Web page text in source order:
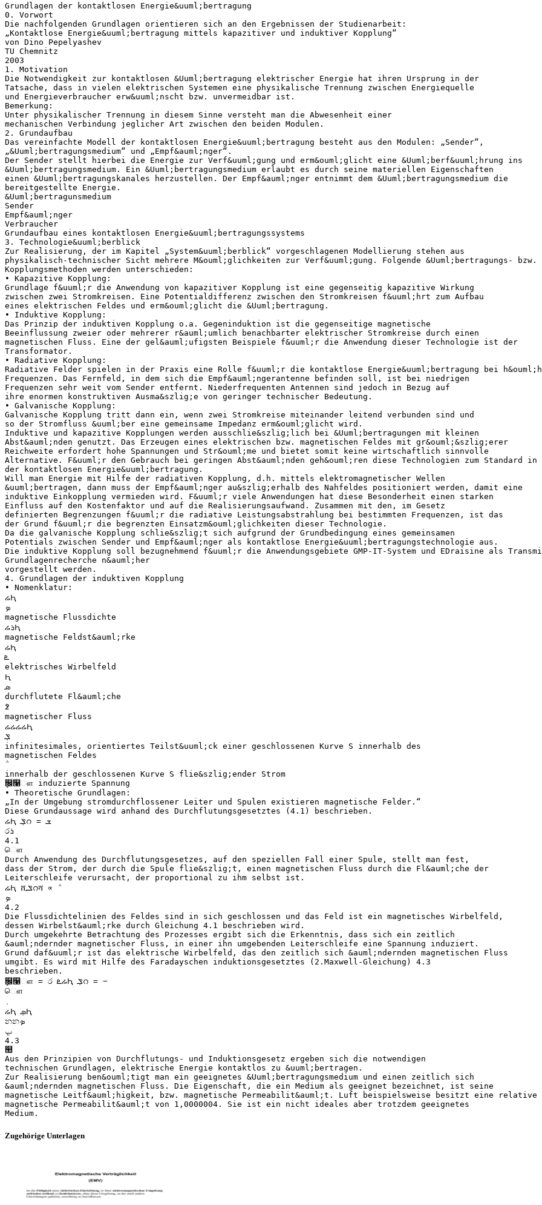
Grundlagen der kontaktlosen Energie&uuml;bertragung
0. Vorwort
Die nachfolgenden Grundlagen orientieren sich an den Ergebnissen der Studienarbeit:
„Kontaktlose Energie&uuml;bertragung mittels kapazitiver und induktiver Kopplung“
von Dino Pepelyashev
TU Chemnitz
2003
1. Motivation
Die Notwendigkeit zur kontaktlosen &Uuml;bertragung elektrischer Energie hat ihren Ursprung in der
Tatsache, dass in vielen elektrischen Systemen eine physikalische Trennung zwischen Energiequelle
und Energieverbraucher erw&uuml;nscht bzw. unvermeidbar ist.
Bemerkung:
Unter physikalischer Trennung in diesem Sinne versteht man die Abwesenheit einer
mechanischen Verbindung jeglicher Art zwischen den beiden Modulen.
2. Grundaufbau
Das vereinfachte Modell der kontaktlosen Energie&uuml;bertragung besteht aus den Modulen: „Sender“,
„&Uuml;bertragungsmedium“ und „Empf&auml;nger“.
Der Sender stellt hierbei die Energie zur Verf&uuml;gung und erm&ouml;glicht eine &Uuml;berf&uuml;hrung ins
&Uuml;bertragungsmedium. Ein &Uuml;bertragungsmedium erlaubt es durch seine materiellen Eigenschaften
einen &Uuml;bertragungskanales herzustellen. Der Empf&auml;nger entnimmt dem &Uuml;bertragungsmedium die
bereitgestellte Energie.
&Uuml;bertragunsmedium
Sender
Empf&auml;nger
Verbraucher
Grundaufbau eines kontaktlosen Energie&uuml;bertragungssystems
3. Technologie&uuml;berblick
Zur Realisierung, der im Kapitel „System&uuml;berblick“ vorgeschlagenen Modellierung stehen aus
physikalisch-technischer Sicht mehrere M&ouml;glichkeiten zur Verf&uuml;gung. Folgende &Uuml;bertragungs- bzw.
Kopplungsmethoden werden unterschieden:
• Kapazitive Kopplung:
Grundlage f&uuml;r die Anwendung von kapazitiver Kopplung ist eine gegenseitig kapazitive Wirkung
zwischen zwei Stromkreisen. Eine Potentialdifferenz zwischen den Stromkreisen f&uuml;hrt zum Aufbau
eines elektrischen Feldes und erm&ouml;glicht die &Uuml;bertragung.
• Induktive Kopplung:
Das Prinzip der induktiven Kopplung o.a. Gegeninduktion ist die gegenseitige magnetische
Beeinflussung zweier oder mehrerer r&auml;umlich benachbarter elektrischer Stromkreise durch einen
magnetischen Fluss. Eine der gel&auml;ufigsten Beispiele f&uuml;r die Anwendung dieser Technologie ist der
Transformator.
• Radiative Kopplung:
Radiative Felder spielen in der Praxis eine Rolle f&uuml;r die kontaktlose Energie&uuml;bertragung bei
Frequenzen. Das Fernfeld, in dem sich die Empf&auml;ngerantenne befinden soll, ist bei niedrigen
Frequenzen sehr weit vom Sender entfernt. Niederfrequenten Antennen sind jedoch in Bezug auf
ihre enormen konstruktiven Ausma&szlig;e von geringer technischer Bedeutung.
• Galvanische Kopplung:
Galvanische Kopplung tritt dann ein, wenn zwei Stromkreise miteinander leitend verbunden sind und
so der Stromfluss &uuml;ber eine gemeinsame Impedanz erm&ouml;glicht wird.
Induktive und kapazitive Kopplungen werden ausschlie&szlig;lich bei &Uuml;bertragungen mit kleinen
Abst&auml;nden genutzt. Das Erzeugen eines elektrischen bzw. magnetischen Feldes mit gr&ouml;&szlig;erer
Reichweite erfordert hohe Spannungen und Str&ouml;me und bietet somit keine wirtschaftlich sinnvolle
Alternative. F&uuml;r den Gebrauch bei geringen Abst&auml;nden geh&ouml;ren diese Technologien zum Standard in
der kontaktlosen Energie&uuml;bertragung.
Will man Energie mit Hilfe der radiativen Kopplung, d.h. mittels elektromagnetischer Wellen
&uuml;bertragen, dann muss der Empf&auml;nger au&szlig;erhalb des Nahfeldes positioniert werden, damit eine
induktive Einkopplung vermieden wird. F&uuml;r viele Anwendungen hat diese Besonderheit einen starken
Einfluss auf den Kostenfaktor und auf die Realisierungsaufwand. Zusammen mit den, im Gesetz
definierten Begrenzungen f&uuml;r die radiative Leistungsabstrahlung bei bestimmten Frequenzen, ist das
der Grund f&uuml;r die begrenzten Einsatzm&ouml;glichkeiten dieser Technologie.
Da die galvanische Kopplung schlie&szlig;t sich aufgrund der Grundbedingung eines gemeinsamen
Potentials zwischen Sender und Empf&auml;nger als kontaktlose Energie&uuml;bertragungstechnologie aus.
Die induktive Kopplung soll bezugnehmend f&uuml;r die Anwendungsgebiete GMP-IT-System und EDraisine als
Grundlagenrecherche n&auml;her
vorgestellt werden.
4. Grundlagen der induktiven Kopplung
• Nomenklatur:
ሬԦ
‫ܤ‬
magnetische Flussdichte
ሬ‫ܪ‬Ԧ
magnetische Feldst&auml;rke
ሬԦ
‫ܧ‬
elektrisches Wirbelfeld
Ԧ
‫ܣ‬
durchflutete Fl&auml;che
߶
magnetischer Fluss
ሬሬሬሬԦ
infinitesimales, orientiertes Teilst&uuml;ck einer geschlossenen Kurve S innerhalb des
magnetischen Feldes
innerhalb der geschlossenen Kurve S flie&szlig;ender Strom
ܷ௜௡ௗ induzierte Spannung
• Theoretische Grundlagen:
„In der Umgebung stromdurchflossener Leiter und Spulen existieren magnetische Felder.“
Diese Grundaussage wird anhand des Durchflutungsgesetztes (4.1) beschrieben.
ሬԦ ݀‫ݏ‬റ = ‫ܫ‬
ර‫ܪ‬
4.1
ௌ
Durch Anwendung des Durchflutungsgesetzes, auf den speziellen Fall einer Spule, stellt man fest,
dass der Strom, der durch die Spule flie&szlig;t, einen magnetischen Fluss durch die Fl&auml;che der
Leiterschleife verursacht, der proportional zu ihm selbst ist.
ሬԦ ሺ‫ݏ‬റሻ ∝ ݅
‫ܤ‬
4.2
Die Flussdichtelinien des Feldes sind in sich geschlossen und das Feld ist ein magnetisches Wirbelfeld,
dessen Wirbelst&auml;rke durch Gleichung 4.1 beschrieben wird.
Durch umgekehrte Betrachtung des Prozesses ergibt sich die Erkenntnis, dass sich ein zeitlich
&auml;ndernder magnetischer Fluss, in einer ihn umgebenden Leiterschleife eine Spannung induziert.
Grund daf&uuml;r ist das elektrische Wirbelfeld, das den zeitlich sich &auml;ndernden magnetischen Fluss
umgibt. Es wird mit Hilfe des Faradayschen induktionsgesetztes (2.Maxwell-Gleichung) 4.3
beschrieben.
ܷ௜௡ௗ = ර ‫ܧ‬ሬԦ ݀‫ݏ‬റ = −
ௌ
ሬԦ ݀‫ܣ‬Ԧ
නන‫ܤ‬
4.3
஺
Aus den Prinzipien von Durchflutungs- und Induktionsgesetz ergeben sich die notwendigen
technischen Grundlagen, elektrische Energie kontaktlos zu &uuml;bertragen.
Zur Realisierung ben&ouml;tigt man ein geeignetes &Uuml;bertragungsmedium und einen zeitlich sich
&auml;ndernden magnetischen Fluss. Die Eigenschaft, die ein Medium als geeignet bezeichnet, ist seine
magnetische Leitf&auml;higkeit, bzw. magnetische Permeabilit&auml;t. Luft beispielsweise besitzt eine relative
magnetische Permeabilit&auml;t von 1,0000004. Sie ist ein nicht ideales aber trotzdem geeignetes
Zugehörige Unterlagen